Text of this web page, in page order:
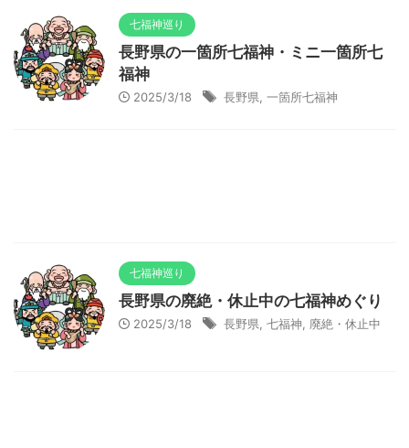
七福神巡り
長野県の一箇所七福神・ミニ一箇所七
福神
2025/3/18 長野県 一箇所七福神
七福神巡り
長野県の廃絶・休止中の七福神めぐり
2025/3/18 長野県 七福神 廃絶・休止中